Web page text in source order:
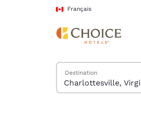
Passer à Contenu Principal
Français
Trouver des hôtels
Destination